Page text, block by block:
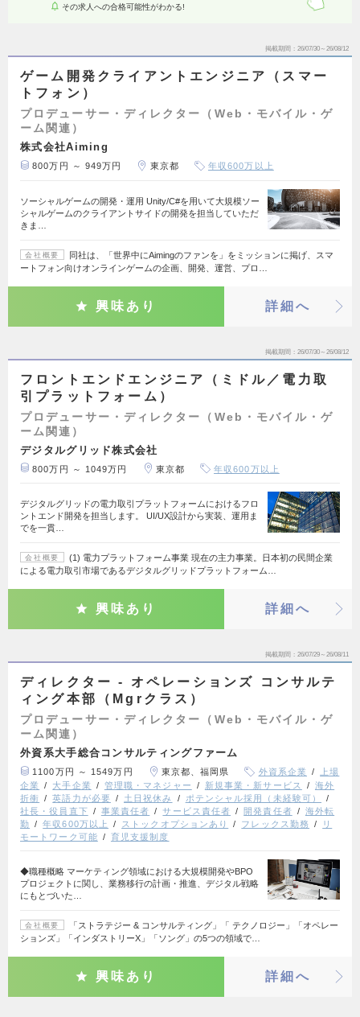
その求人への合格可能性がわかる!
掲載期間 26/07/30～26/08/12
ゲーム開発クライアントエンジニア（スマー
トフォン）
プロデューサー・ディレクター（Web・モバイル・ゲ
ーム関連）
株式会社Aiming
800万円 ～ 949万円 東京都 年収600万以上
ソーシャルゲームの開発・運用 Unity/C#を用いて大規模ソー
シャルゲームのクライアントサイドの開発を担当していただ
きま…
会社概要
同社は、「世界中にAimingのファンを」をミッションに掲げ、スマ
ートフォン向けオンラインゲームの企画、開発、運営、プロ…
興味あり 詳細へ
掲載期間 26/07/30～26/08/12
フロントエンドエンジニア（ミドル／電力取
引プラットフォーム）
プロデューサー・ディレクター（Web・モバイル・ゲ
ーム関連）
デジタルグリッド株式会社
800万円 ～ 1049万円 東京都 年収600万以上
デジタルグリッドの電力取引プラットフォームにおけるフロ
ントエンド開発を担当します。 UI/UX設計から実装、運用ま
でを一貫…
会社概要
(1) 電力プラットフォーム事業 現在の主力事業。日本初の民間企業
による電力取引市場であるデジタルグリッドプラットフォーム…
興味あり 詳細へ
掲載期間 26/07/29～26/08/11
ディレクター - オペレーションズ コンサルテ
ィング本部（Mgrクラス）
プロデューサー・ディレクター（Web・モバイル・ゲ
ーム関連）
外資系大手総合コンサルティングファーム
1100万円 ～ 1549万円 東京都、福岡県 外資系企業
上場
企業
大手企業 管理職・マネジャー 新規事業・新サービス
海外
折衝
英語力が必要 土日祝休み
ポテンシャル採用（未経験可）
社長・役員直下
事業責任者 サービス責任者 開発責任者
海外転
勤
年収600万以上 ストックオプションあり フレックス勤務
リ
モートワーク可能
育児支援制度
◆職種概略 マーケティング領域における大規模開発やBPO
プロジェクトに関し、業務移行の計画・推進、デジタル戦略
にもとづいた…
会社概要
「ストラテジー & コンサルティング」「 テクノロジー」「オペレー
ションズ」「インダストリーX」「ソング」の5つの領域で…
興味あり 詳細へ